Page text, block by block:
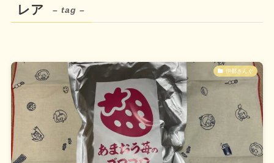
レア – tag –
伊都きんぐ